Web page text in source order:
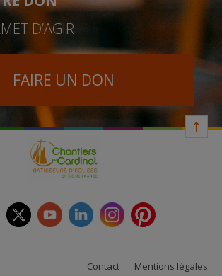
D’AGIR
FAIRE UN DON
facebooktwitter youtube linkedin instagram
Contact Mentions légales